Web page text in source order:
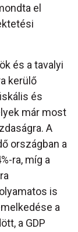
el
és a tavalyi
kerülő
és
már most
A
országban a
ra, míg a
is
a
a GDP